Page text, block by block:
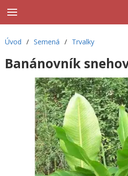
Úvod / Semená / Trvalky
Banánovník